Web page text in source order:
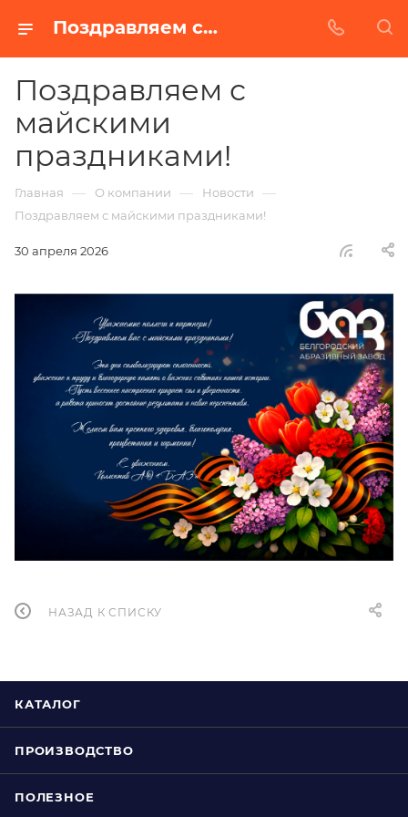
Поздравляем с майскими праздниками!
Поздравляем с
майскими
праздниками!
Главная — О компании — Новости —
Поздравляем с майскими праздниками!
30 апреля 2026
НАЗАД К СПИСКУ
КАТАЛОГ
ПРОИЗВОДСТВО
ПОЛЕЗНОЕ